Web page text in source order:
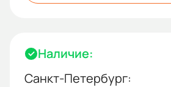
Наличие:
Санкт-Петербург: